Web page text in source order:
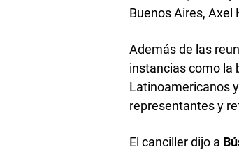
Buenos Aires,
Además de las
instancias como la
Latinoamericanos
representantes y
El canciller dijo a